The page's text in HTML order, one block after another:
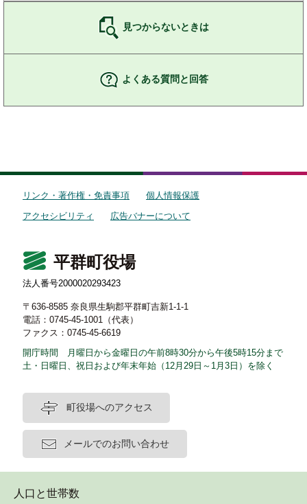
見つからないときは
よくある質問と回答
リンク・著作権・免責事項
個人情報保護
アクセシビリティ
広告バナーについて
平群町役場
法人番号2000020293423
〒636-8585 奈良県生駒郡平群町吉新1-1-1
電話：0745-45-1001（代表）
ファクス：0745-45-6619
開庁時間 月曜日から金曜日の午前8時30分から午後5時15分まで
土・日曜日、祝日および年末年始（12月29日～1月3日）を除く
町役場へのアクセス
メールでのお問い合わせ
人口と世帯数